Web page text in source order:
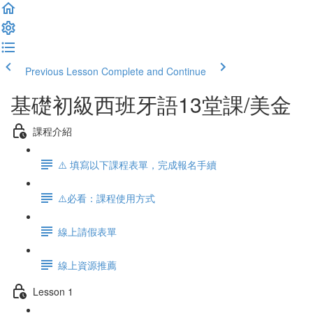
Previous Lesson Complete and Continue
基礎初級西班牙語13堂課/美金
課程介紹
⚠️ 填寫以下課程表單，完成報名手續
⚠️必看：課程使用方式
線上請假表單
線上資源推薦
Lesson 1